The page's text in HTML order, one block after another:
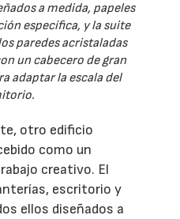
a medida, papeles
específica, y la suite
paredes acristaladas
un cabecero de gran
adaptar la escala del
otro edificio
como un
creativo. El
escritorio y
ellos diseñados a